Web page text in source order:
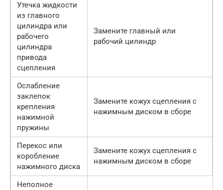
Утечка жидкости
из главного
цилиндра или
рабочего
цилиндра
привода
сцепления
Замените главный или
рабочий цилиндр
Ослабление
заклепок
крепления
нажимной
пружины
Замените кожух сцепления с
нажимным диском в сборе
Перекос или
коробление
нажимного диска
Замените кожух сцепления с
нажимным диском в сборе
Неполное